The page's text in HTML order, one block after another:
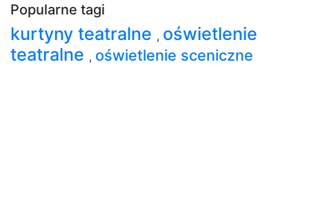
Popularne tagi
kurtyny teatralne , oświetlenie
teatralne , oświetlenie sceniczne